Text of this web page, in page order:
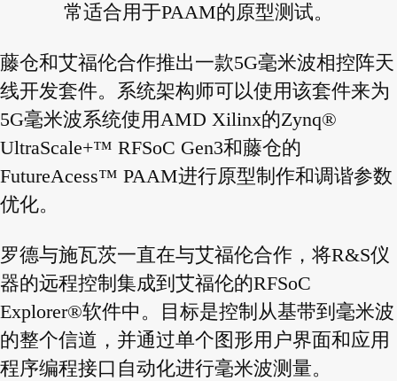
常适合用于PAAM的原型测试。
藤仓和艾福伦合作推出一款5G毫米波相控阵天
线开发套件。系统架构师可以使用该套件来为
5G毫米波系统使用AMD Xilinx的Zynq®
UltraScale+™ RFSoC Gen3和藤仓的
FutureAcess™ PAAM进行原型制作和调谐参数
优化。
罗德与施瓦茨一直在与艾福伦合作，将R&S仪
器的远程控制集成到艾福伦的RFSoC
Explorer®软件中。目标是控制从基带到毫米波
的整个信道，并通过单个图形用户界面和应用
程序编程接口自动化进行毫米波测量。